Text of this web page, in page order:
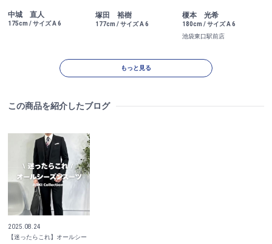
中城 直人
175cm / サイズ A 6
塚田 裕樹
177cm / サイズ A 6
榎本 光希
180cm / サイズ A 6
池袋東口駅前店
もっと見る
この商品を紹介したブログ
2025.08.24
【迷ったらこれ】オールシー